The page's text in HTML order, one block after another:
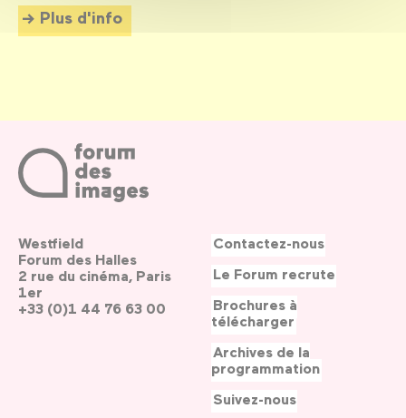
Plus d'info
Westfield
Forum des Halles
2 rue du cinéma, Paris
1er
+33 (0)1 44 76 63 00
Contactez-nous
Le Forum recrute
Brochures à
télécharger
Archives de la
programmation
Suivez-nous